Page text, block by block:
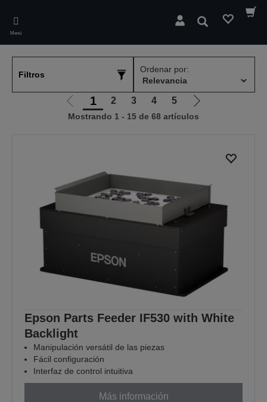
main
content
Menú
Buscar
Filtros
Ordenar por:
Ir
a
1 2 3 4 5
Ir
a
siguiente
Mostrando 1 - 15 de 68 artículos
Epson Parts Feeder IF530 with White
Backlight
Manipulación versátil de las piezas
Fácil configuración
Interfaz de control intuitiva
Más información